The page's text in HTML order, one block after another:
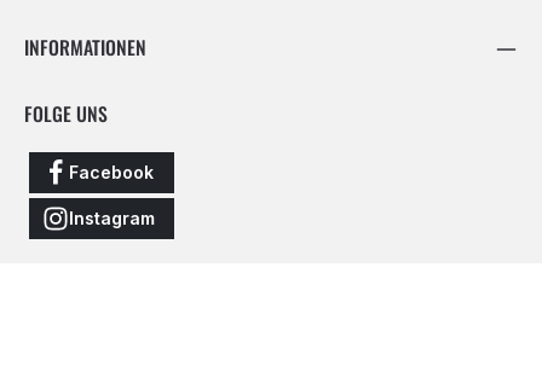
INFORMATIONEN
FOLGE UNS
Facebook
Instagram